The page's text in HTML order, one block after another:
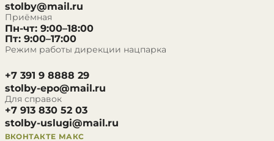
stolby@mail.ru
Приёмная
Пн-чт: 9:00–18:00
Пт: 9:00–17:00
Режим работы дирекции нацпарка
+7 391 9 8888 29
stolby-epo@mail.ru
Для справок
+7 913 830 52 03
stolby-uslugi@mail.ru
ВКОНТАКТЕ МАКС